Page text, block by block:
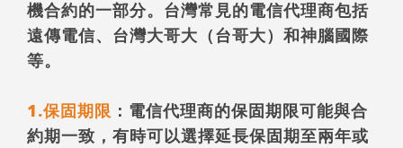
機合約的一部分。台灣常見的電信代理商包括
遠傳電信、台灣大哥大（台哥大）和神腦國際
等。
1.保固期限 ：電信代理商的保固期限可能與合
約期一致，有時可以選擇延長保固期至兩年或